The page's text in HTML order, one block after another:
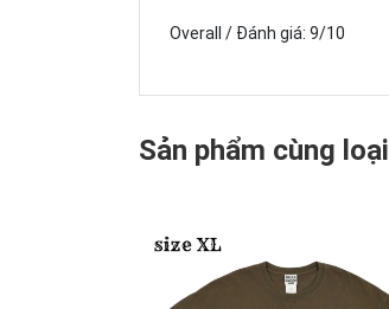
Overall / Đánh giá: 9/10
Sản phẩm cùng loại